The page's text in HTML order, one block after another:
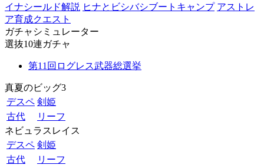
イナシールド解説 ヒナとビシバシブートキャンプ アストレ
ア育成クエスト
ガチャシミュレーター
選抜10連ガチャ
第11回ログレス武器総選挙
真夏のビッグ3
デスペ 剣姫
古代
リーフ
ネビュラスレイス
デスペ 剣姫
古代
リーフ